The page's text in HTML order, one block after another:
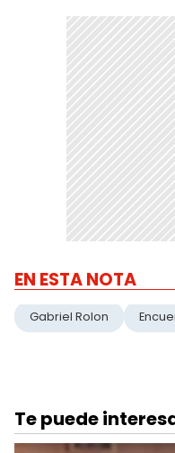
EN ESTA NOTA
Gabriel Rolon